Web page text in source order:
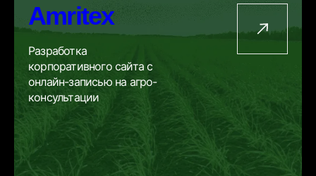
Amritex
Разработка
корпоративного сайта с
онлайн-записью на агро-
консультации